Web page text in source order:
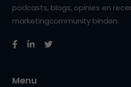
podcasts, blogs, opinies en
marketingcommunity binden.
Menu